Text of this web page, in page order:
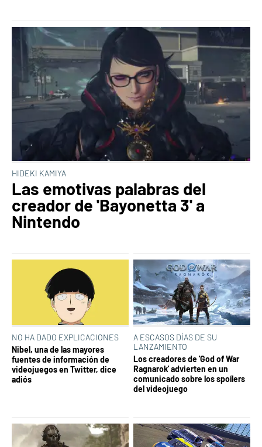
HIDEKI KAMIYA
Las emotivas palabras del
creador de 'Bayonetta 3' a
Nintendo
NO HA DADO EXPLICACIONES
Nibel, una de las mayores
fuentes de información de
videojuegos en Twitter, dice
adiós
A ESCASOS DÍAS DE SU
LANZAMIENTO
Los creadores de 'God of War
Ragnarok' advierten en un
comunicado sobre los spoílers
del videojuego